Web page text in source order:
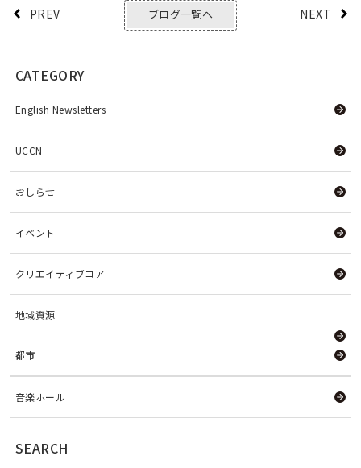
PREV ブログ一覧へ NEXT
CATEGORY
English Newsletters
UCCN
おしらせ
イベント
クリエイティブコア
地域資源
都市
音楽ホール
SEARCH